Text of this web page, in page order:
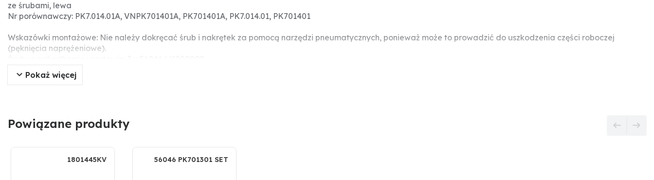
ze śrubami, lewa
Nr porównawczy: PK7.014.01A, VNPK701401A, PK701401A, PK7.014.01, PK701401
Wskazówki montażowe: Nie należy dokręcać śrub i nakrętek za pomocą narzędzi pneumatycznych, ponieważ może to prowadzić do uszkodzenia części roboczej
(pęknięcia naprężeniowe).
Pokaż więcej
Powiązane produkty
1801445KV 56046 PK701301 SET